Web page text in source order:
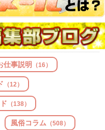
仕事説明 （16）
（12）
（138）
風俗コラム （508）